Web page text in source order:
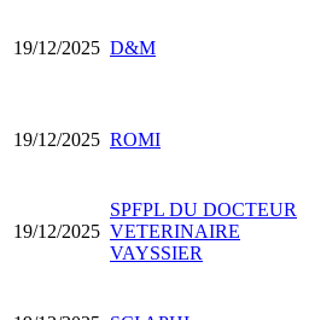
19/12/2025 D&M
19/12/2025 ROMI
19/12/2025
SPFPL DU DOCTEUR
VETERINAIRE
VAYSSIER